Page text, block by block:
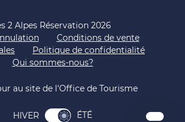
2 Alpes Réservation 2026
Conditions de vente
Politique de confidentialité
Qui sommes-nous?
au site de l'Office de Tourisme
HIVER ÉTÉ